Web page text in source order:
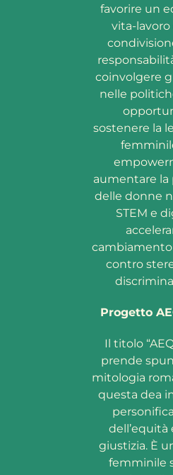
favorire un
vita-lavoro
coinvolgere
nelle
sostenere la
aumentare la
delle donne
STEM e
contro
Progetto
Il titolo
prende
mitologia
questa dea
dell’equità
giustizia. È
femminile